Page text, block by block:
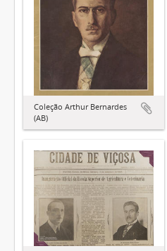
Coleção Arthur Bernardes
(AB)